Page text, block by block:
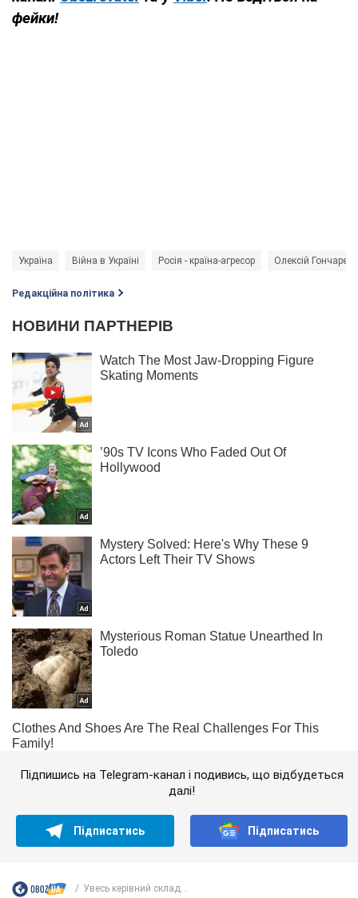
фейки!
Україна Війна в Україні Росія - країна-агресор Олексій
Редакційна політика
Підпишись на Telegram-канал і подивись, що відбудеться
далі!
Підписатись Підписатись
Увесь керівний склад...